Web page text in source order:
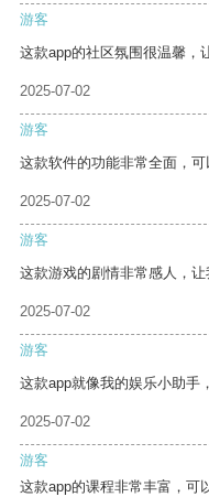
游客
这款app的社区氛围很温馨，
2025-07-02
游客
这款软件的功能非常全面，可
2025-07-02
游客
这款游戏的剧情非常感人，让
2025-07-02
游客
这款app就像我的娱乐小助手
2025-07-02
游客
这款app的课程非常丰富，可